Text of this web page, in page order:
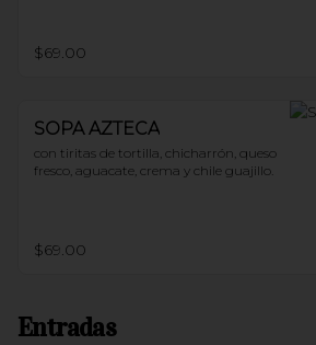
$69.00
SOPA AZTECA
con tiritas de tortilla, chicharrón, queso
fresco, aguacate, crema y chile guajillo.
$69.00
Entradas